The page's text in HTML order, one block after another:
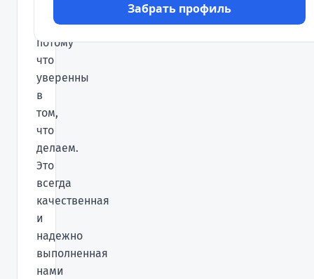
гарантии,
потому
что
уверенны
в
том,
что
делаем.
Это
всегда
качественная
и
надежно
выполненная
нами
Забрать профиль